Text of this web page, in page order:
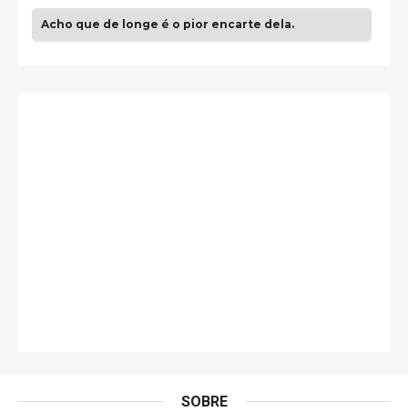
Acho que de longe é o pior encarte dela.
SOBRE